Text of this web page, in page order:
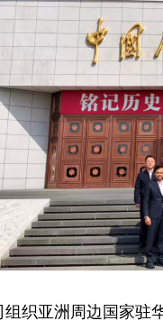
织亚洲周边国家驻